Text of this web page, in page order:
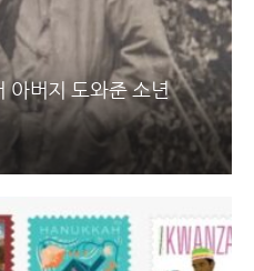
아버지 도와준 소년